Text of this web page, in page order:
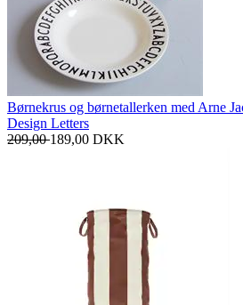
Børnekrus og børnetallerken med Arne
Design Letters
209,00189,00 DKK